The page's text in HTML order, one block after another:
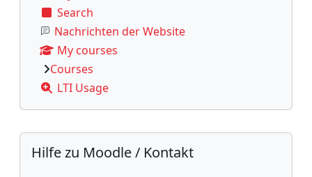
Search
Nachrichten der Website
My courses
Courses
LTI Usage
Supplementary blocks
Skip Hilfe zu Moodle / Kontakt
Hilfe zu Moodle / Kontakt